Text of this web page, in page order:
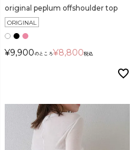
original peplum offshoulder top
ORIGINAL
¥9,900 のところ¥8,800税込